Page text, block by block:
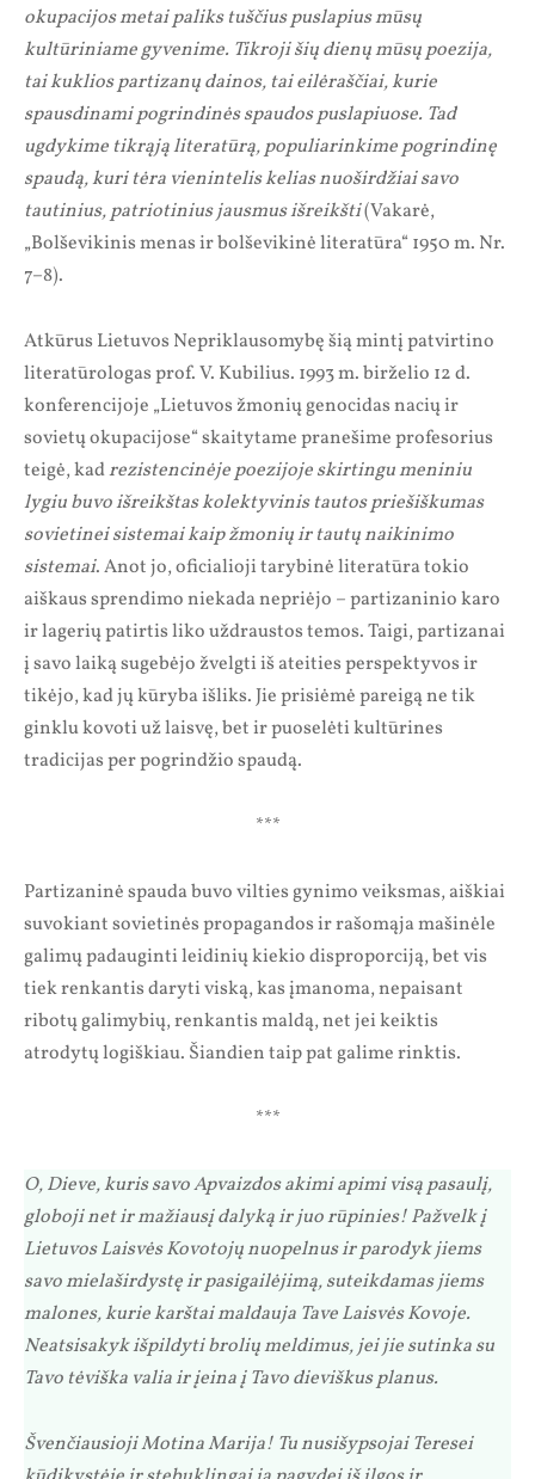
okupacijos metai paliks tuščius puslapius mūsų
kultūriniame gyvenime. Tikroji šių dienų mūsų poezija,
tai kuklios partizanų dainos, tai eilėraščiai, kurie
spausdinami pogrindinės spaudos puslapiuose. Tad
ugdykime tikrąją literatūrą, populiarinkime pogrindinę
spaudą, kuri tėra vienintelis kelias nuoširdžiai savo
tautinius, patriotinius jausmus išreikšti(Vakarė,
„Bolševikinis menas ir bolševikinė literatūra“ 1950 m. Nr.
7–8).
Atkūrus Lietuvos Nepriklausomybę šią mintį patvirtino
literatūrologas prof. V. Kubilius. 1993 m. birželio 12 d.
konferencijoje „Lietuvos žmonių genocidas nacių ir
sovietų okupacijose“ skaitytame pranešime profesorius
teigė, kadrezistencinėje poezijoje skirtingu meniniu
lygiu buvo išreikštas kolektyvinis tautos priešiškumas
sovietinei sistemai kaip žmonių ir tautų naikinimo
sistemai. Anot jo, oficialioji tarybinė literatūra tokio
aiškaus sprendimo niekada nepriėjo – partizaninio karo
ir lagerių patirtis liko uždraustos temos. Taigi, partizanai
į savo laiką sugebėjo žvelgti iš ateities perspektyvos ir
tikėjo, kad jų kūryba išliks. Jie prisiėmė pareigą ne tik
ginklu kovoti už laisvę, bet ir puoselėti kultūrines
tradicijas per pogrindžio spaudą.
***
Partizaninė spauda buvo vilties gynimo veiksmas, aiškiai
suvokiant sovietinės propagandos ir rašomąja mašinėle
galimų padauginti leidinių kiekio disproporciją, bet vis
tiek renkantis daryti viską, kas įmanoma, nepaisant
ribotų galimybių, renkantis maldą, net jei keiktis
atrodytų logiškiau. Šiandien taip pat galime rinktis.
***
O, Dieve, kuris savo Apvaizdos akimi apimi visą pasaulį,
globoji net ir mažiausį dalyką ir juo rūpinies! Pažvelk į
Lietuvos Laisvės Kovotojų nuopelnus ir parodyk jiems
savo mielaširdystę ir pasigailėjimą, suteikdamas jiems
malones, kurie karštai maldauja Tave Laisvės Kovoje.
Neatsisakyk išpildyti brolių meldimus, jei jie sutinka su
Tavo tėviška valia ir įeina į Tavo dieviškus planus.
Švenčiausioji Motina Marija! Tu nusišypsojai Teresei